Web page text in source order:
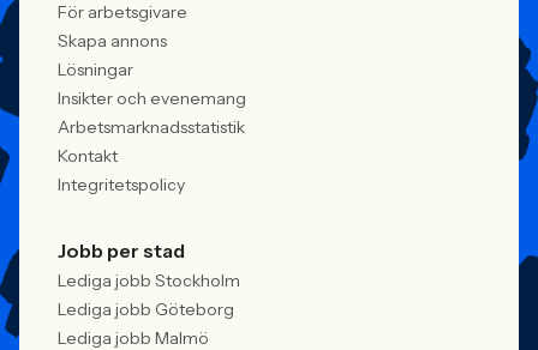
att alla är välkomna. Arbetsgivare
behöver kunna visa vad det betyder i
praktiken.
För arbetsgivare
Skapa annons
Lösningar
Insikter och evenemang
Arbetsmarknadsstatistik
Kontakt
Integritetspolicy
Jobb per stad
Lediga jobb Stockholm
Lediga jobb Göteborg
Lediga jobb Malmö